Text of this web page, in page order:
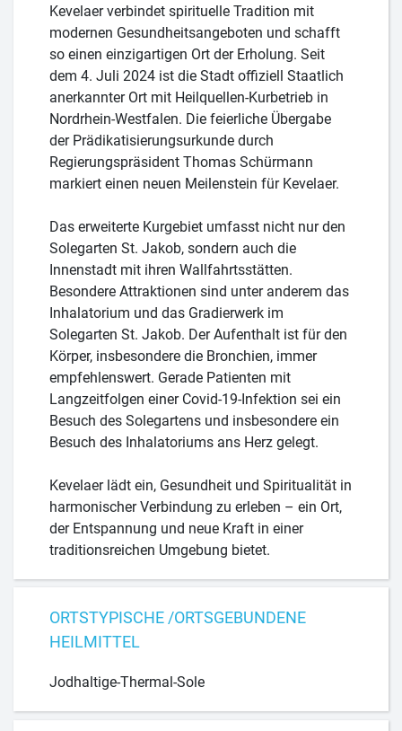
Kevelaer verbindet spirituelle Tradition mit
modernen Gesundheitsangeboten und schafft
so einen einzigartigen Ort der Erholung. Seit
dem 4. Juli 2024 ist die Stadt offiziell Staatlich
anerkannter Ort mit Heilquellen-Kurbetrieb in
Nordrhein-Westfalen. Die feierliche Übergabe
der Prädikatisierungsurkunde durch
Regierungspräsident Thomas Schürmann
markiert einen neuen Meilenstein für Kevelaer.
Das erweiterte Kurgebiet umfasst nicht nur den
Solegarten St. Jakob, sondern auch die
Innenstadt mit ihren Wallfahrtsstätten.
Besondere Attraktionen sind unter anderem das
Inhalatorium und das Gradierwerk im
Solegarten St. Jakob. Der Aufenthalt ist für den
Körper, insbesondere die Bronchien, immer
empfehlenswert. Gerade Patienten mit
Langzeitfolgen einer Covid-19-Infektion sei ein
Besuch des Solegartens und insbesondere ein
Besuch des Inhalatoriums ans Herz gelegt.
Kevelaer lädt ein, Gesundheit und Spiritualität in
harmonischer Verbindung zu erleben – ein Ort,
der Entspannung und neue Kraft in einer
traditionsreichen Umgebung bietet.
ORTSTYPISCHE /ORTSGEBUNDENE
HEILMITTEL
Jodhaltige-Thermal-Sole